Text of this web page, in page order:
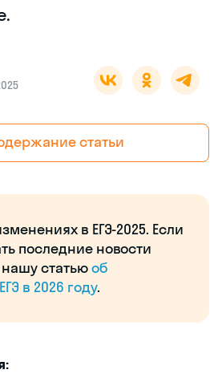
статьи
в ЕГЭ-2025. Если
последние новости
статьюоб
в 2026 году.